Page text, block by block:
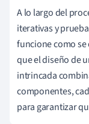
A lo largo del
iterativas y
funcione como se
que el diseño de
intrincada
componentes,
para garantizar